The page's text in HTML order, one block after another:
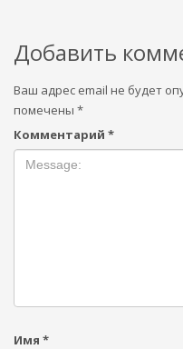
Добавить
Ваш адрес email не будет
помечены *
Комментарий *
Имя *